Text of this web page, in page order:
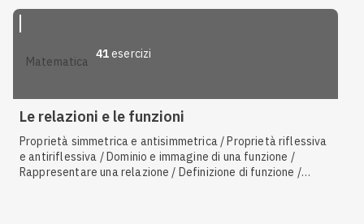
matematica
41esercizi
Le relazioni e le funzioni
Proprietà simmetrica e antisimmetrica / Proprietà riflessiva
e antiriflessiva / Dominio e immagine di una funzione /
Rappresentare una relazione / Definizione di funzione /